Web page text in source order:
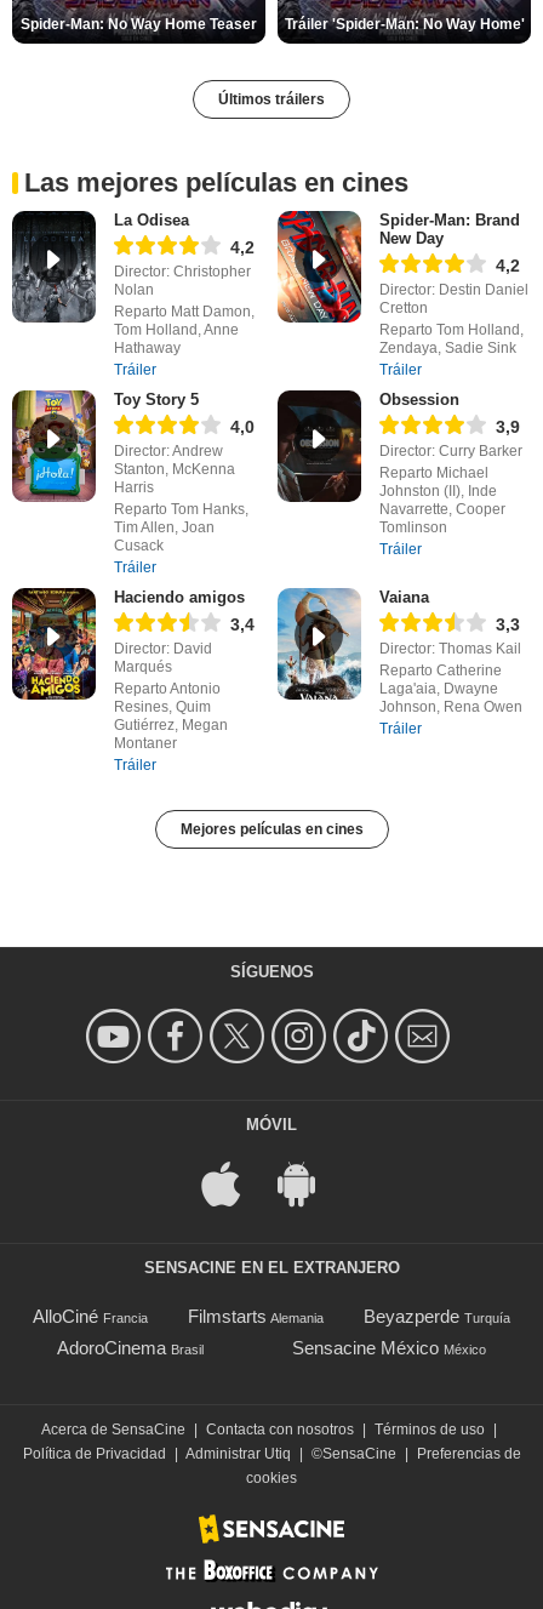
Spider-Man: No Way Home Teaser Tráiler 'Spider-Man: No Way Home'
Últimos tráilers
Las mejores películas en cines
La Odisea
4,2
Director: Christopher
Nolan
Reparto Matt Damon,
Tom Holland, Anne
Hathaway
Tráiler
Spider-Man: Brand
New Day
4,2
Director: Destin Daniel
Cretton
Reparto Tom Holland,
Zendaya, Sadie Sink
Tráiler
Toy Story 5
4,0
Director: Andrew
Stanton, McKenna
Harris
Reparto Tom Hanks,
Tim Allen, Joan
Cusack
Tráiler
Obsession
3,9
Director: Curry Barker
Reparto Michael
Johnston (II), Inde
Navarrette, Cooper
Tomlinson
Tráiler
Haciendo amigos
3,4
Director: David
Marqués
Reparto Antonio
Resines, Quim
Gutiérrez, Megan
Montaner
Tráiler
Vaiana
3,3
Director: Thomas Kail
Reparto Catherine
Laga'aia, Dwayne
Johnson, Rena Owen
Tráiler
Mejores películas en cines
SÍGUENOS
MÓVIL
SENSACINE EN EL EXTRANJERO
AlloCiné Francia Filmstarts Alemania Beyazperde Turquía
AdoroCinema Brasil Sensacine México México
Acerca de SensaCine Contacta con nosotros Términos de uso
Política de Privacidad
Administrar Utiq ©SensaCine
Preferencias de
cookies